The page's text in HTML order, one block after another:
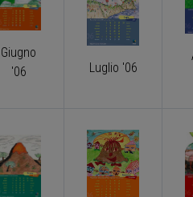
Giugno
'06
Luglio '06